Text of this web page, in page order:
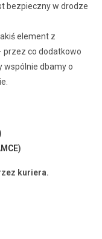
bezpieczny w drodze
element z
przez co dodatkowo
wspólnie dbamy o
)
kuriera.